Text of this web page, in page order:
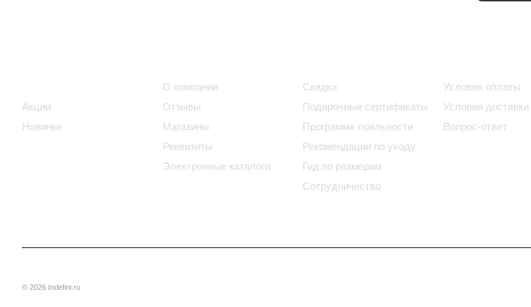
Акции
Новинки
О компании
Отзывы
Магазины
Реквизиты
Электронные каталоги
Скидки
Подарочные сертификаты
Программа лояльности
Рекомендации по уходу
Гид по размерам
Сотрудничество
Условия оплаты
Условия доставки
Вопрос-ответ
© 2026 Indefini.ru